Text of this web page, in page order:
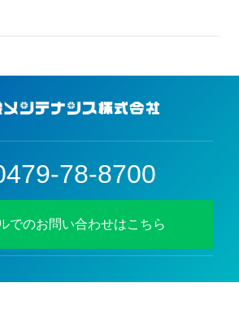
78-8700
でのお問い合わせはこちら